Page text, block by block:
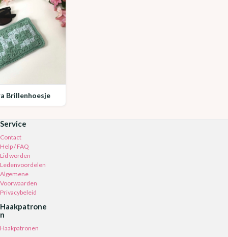
Brillenhoesje
Service
Contact
Help / FAQ
Lid worden
Ledenvoordelen
Algemene
Voorwaarden
Privacybeleid
Haakpatrone
n
Haakpatronen